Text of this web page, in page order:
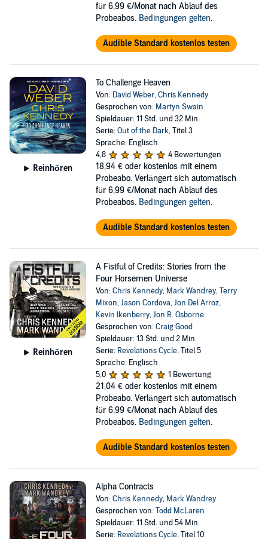
für 6,99 €/Monat nach Ablauf des
Probeabos. Bedingungen gelten.
Audible Standard kostenlos testen
Reinhören
To Challenge Heaven
Von: David Weber,Chris Kennedy
Gesprochen von: Martyn Swain
Spieldauer: 11 Std. und 32 Min.
Serie:Out of the Dark, Titel 3
Sprache: Englisch
4,8
4 Bewertungen
18,94 € oder kostenlos mit einem
Probeabo. Verlängert sich automatisch
für 6,99 €/Monat nach Ablauf des
Probeabos. Bedingungen gelten.
Audible Standard kostenlos testen
Reinhören
A Fistful of Credits: Stories from the
Four Horsemen Universe
Von:Chris Kennedy, Mark Wandrey,Terry
Mixon,Jason Cordova,Jon Del Arroz,
Kevin Ikenberry,Jon R. Osborne
Gesprochen von:Craig Good
Spieldauer: 13 Std. und 2 Min.
Serie: Revelations Cycle, Titel 5
Sprache: Englisch
5,0
1 Bewertung
21,04 € oder kostenlos mit einem
Probeabo. Verlängert sich automatisch
für 6,99 €/Monat nach Ablauf des
Probeabos. Bedingungen gelten.
Audible Standard kostenlos testen
Alpha Contracts
Von:Chris Kennedy, Mark Wandrey
Gesprochen von:Todd McLaren
Spieldauer: 11 Std. und 54 Min.
Serie: Revelations Cycle, Titel 10